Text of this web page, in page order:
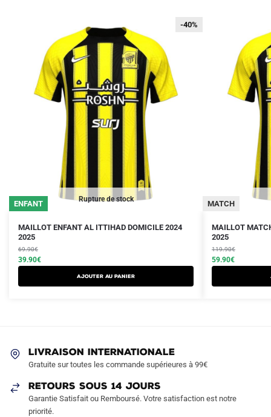
Rupture de stock
-40%
ENFANT
-40%
MAILLOT ENFANT AL ITTIHAD DOMICILE 2024
2025
69.90€
Le
prix
initial
était :
39.90€
Le
prix
actuel
est :
AJOUTER AU PANIER
Ce
produit
a
plusieurs
variations.
choisies
la
page
MATCH
MAILLOT
2025
119.90€
Le
prix
initial
était :
59.90€
Le
prix
actuel
est :
Ce
produit
a
plusieurs
variations.
page
LIVRAISON INTERNATIONALE
Gratuite sur toutes les commande supérieures à 99€
RETOURS SOUS 14 JOURS
Garantie Satisfait ou Remboursé. Votre satisfaction est notre
priorité.